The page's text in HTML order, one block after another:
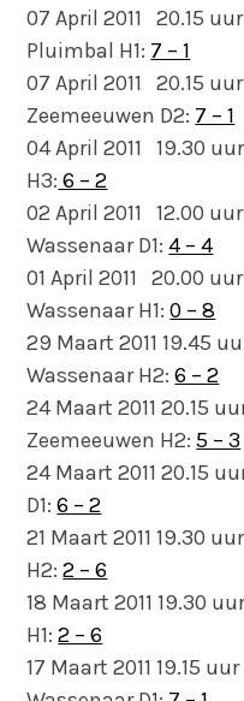
07 April 2011 20.15
Pluimbal H1: 7 – 1
07 April 2011 20.15
Zeemeeuwen D2: 7 – 1
04 April 2011 19.30
H3: 6 – 2
02 April 2011 12.00
Wassenaar D1:4 – 4
01 April 2011 20.00
Wassenaar H1:0 – 8
29 Maart 2011 19.45
Wassenaar H2:6 – 2
24 Maart 2011 20.15
Zeemeeuwen H2:5 – 3
24 Maart 2011 20.15
D1:6 – 2
21 Maart 2011 19.30
H2:2 – 6
18 Maart 2011 19.30
H1:2 – 6
17 Maart 2011 19.15